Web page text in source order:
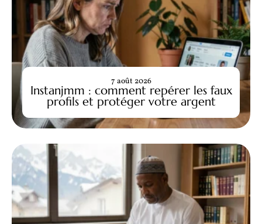
Instanjmm : comment repérer les faux
profils et protéger votre argent
7 août 2026